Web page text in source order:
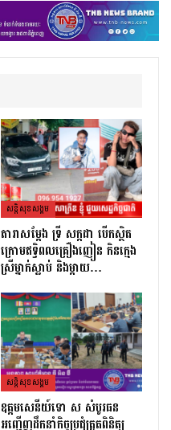
សន្តិសុខសង្គម
តារាសម្ដែង ទ្រី សក្កដា បើកស្ថិត
ក្រោមឥទ្ធិពលគ្រឿងញៀន កិនក្មេង
ស្រីម្នាក់ស្លាប់ និងម្ដាយ…
សន្តិសុខសង្គម
ឧត្តមសេនីយ៍ទោ ស សំបូរធន
អញ្ជើញដឹកនាំកិច្ចប្រជុំត្រួតពិនិត្យ​